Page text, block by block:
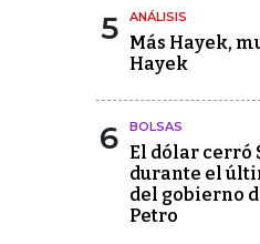
5 ANÁLISIS
Más Hayek,
Hayek
6 BOLSAS
El dólar cerró
durante el
del gobierno
Petro